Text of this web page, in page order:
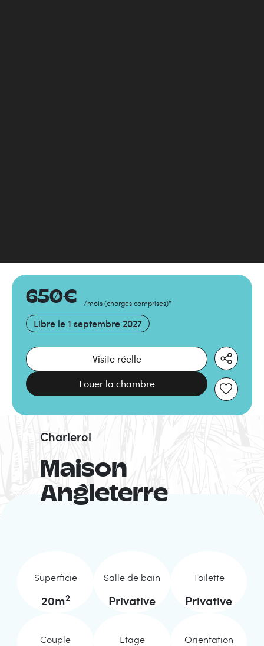
650€ /mois (charges comprises)*
Libre le 1 septembre 2027
Visite réelle
Louer la chambre
Maison
Angleterre
Charleroi
Superficie
20m2
Salle de bain
Privative
Toilette
Privative
Couple Etage Orientation